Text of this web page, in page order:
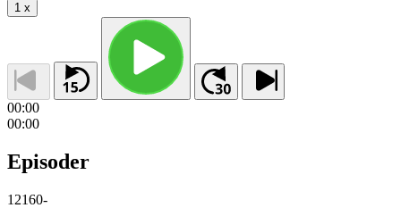
1 x
00:00
00:00
Episoder
12160-